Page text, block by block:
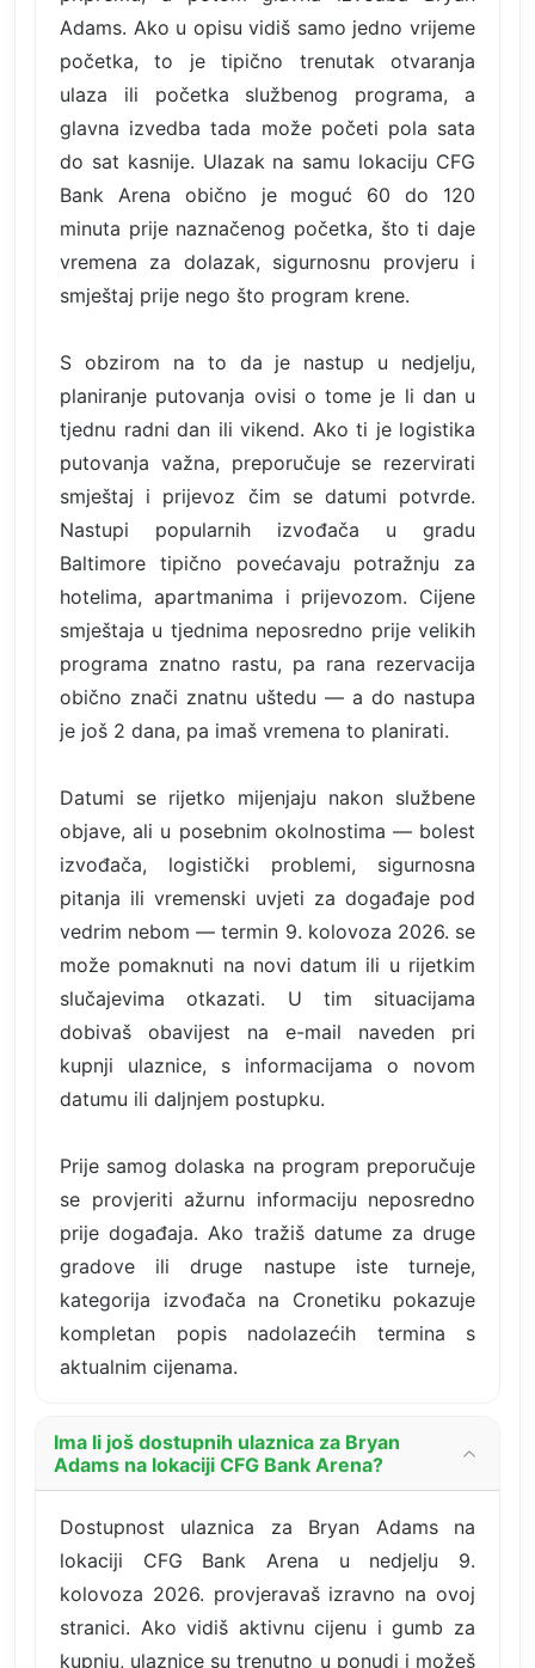
Adams. Ako u opisu vidiš samo jedno vrijeme
početka, to je tipično trenutak otvaranja
ulaza ili početka službenog programa, a
glavna izvedba tada može početi pola sata
do sat kasnije. Ulazak na samu lokaciju CFG
Bank Arena obično je moguć 60 do 120
minuta prije naznačenog početka, što ti daje
vremena za dolazak, sigurnosnu provjeru i
smještaj prije nego što program krene.
S obzirom na to da je nastup u nedjelju,
planiranje putovanja ovisi o tome je li dan u
tjednu radni dan ili vikend. Ako ti je logistika
putovanja važna, preporučuje se rezervirati
smještaj i prijevoz čim se datumi potvrde.
Nastupi popularnih izvođača u gradu
Baltimore tipično povećavaju potražnju za
hotelima, apartmanima i prijevozom. Cijene
smještaja u tjednima neposredno prije velikih
programa znatno rastu, pa rana rezervacija
obično znači znatnu uštedu — a do nastupa
je još 2 dana, pa imaš vremena to planirati.
Datumi se rijetko mijenjaju nakon službene
objave, ali u posebnim okolnostima — bolest
izvođača, logistički problemi, sigurnosna
pitanja ili vremenski uvjeti za događaje pod
vedrim nebom — termin 9. kolovoza 2026. se
može pomaknuti na novi datum ili u rijetkim
slučajevima otkazati. U tim situacijama
dobivaš obavijest na e-mail naveden pri
kupnji ulaznice, s informacijama o novom
datumu ili daljnjem postupku.
Prije samog dolaska na program preporučuje
se provjeriti ažurnu informaciju neposredno
prije događaja. Ako tražiš datume za druge
gradove ili druge nastupe iste turneje,
kategorija izvođača na Cronetiku pokazuje
kompletan popis nadolazećih termina s
aktualnim cijenama.
Ima li još dostupnih ulaznica za Bryan
Adams na lokaciji CFG Bank Arena?
Dostupnost ulaznica za Bryan Adams na
lokaciji CFG Bank Arena u nedjelju 9.
kolovoza 2026. provjeravaš izravno na ovoj
stranici. Ako vidiš aktivnu cijenu i gumb za
kupnju, ulaznice su trenutno u ponudi i možeš